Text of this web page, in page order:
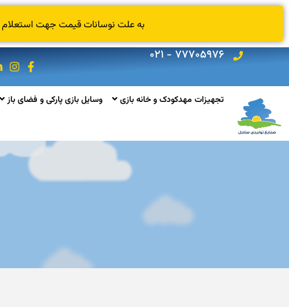
به علت نوسانات قیمت جهت استعلام
۷۷۷۰۵۹۷۶ - ۰۲۱
تجهیزات مهدکودک و خانه بازی وسایل بازی پارکی و فضای باز